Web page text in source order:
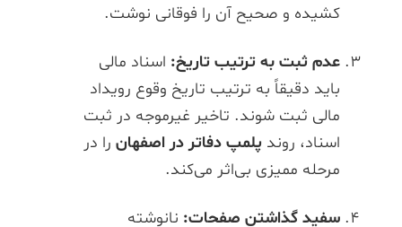
کشیده و صحیح آن را فوقانی نوشت.
عدم ثبت به ترتیب تاریخ: اسناد مالی
باید دقیقاً به ترتیب تاریخ وقوع رویداد
مالی ثبت شوند. تاخیر غیرموجه در ثبت
اسناد، روند پلمپ دفاتر در اصفهانرا در
مرحله ممیزی بی‌اثر می‌کند.
سفید گذاشتن صفحات: نانوشته